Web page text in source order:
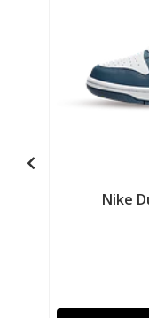
Nike